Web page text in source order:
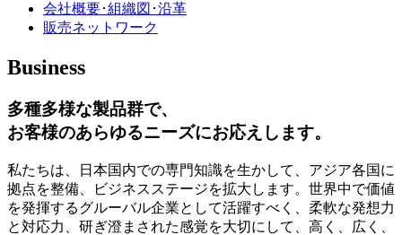
会社概要･組織図･沿革
販売ネットワーク
Business
多種多様な製品群で、
お客様のあらゆるニーズにお応えします。
私たちは、日本国内での専門知識を生かして、アジア各国に
拠点を整備、ビジネスステージを拡大します。世界中で価値
を発揮するグルーバル企業として活躍すべく、柔軟な発想力
と対応力、研ぎ澄まされた感覚を大切にして、高く、広く、